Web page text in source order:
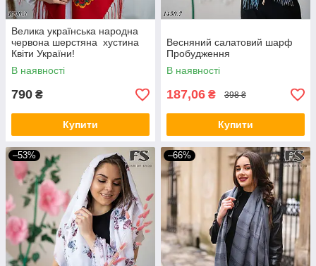
Велика українська народна
червона шерстяна хустина
Квіти України!
В наявності
790 ₴
Купити
Весняний салатовий шарф
Пробудження
В наявності
187,06 ₴ 398 ₴
Купити
–53% –66%